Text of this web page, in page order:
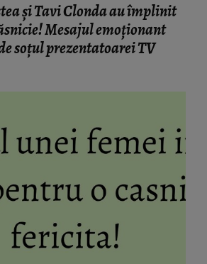
şi Tavi Clonda au împlinit
Mesajul emoţionant
soţul prezentatoarei TV